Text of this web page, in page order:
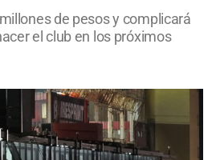
de pesos y complicará
el club en los próximos